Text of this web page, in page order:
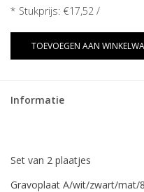
* Stukprijs: €17,52 /
TOEVOEGEN AAN
Informatie
Set van 2 plaatjes
Gravoplaat A/wit/zwart/mat/